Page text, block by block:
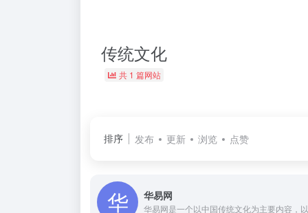
传统文化
共 1 篇网站
排序 发布 更新 浏览 点赞
华易网